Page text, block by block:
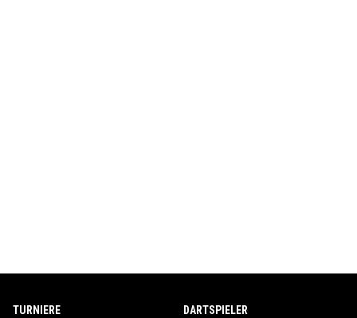
TURNIERE DARTSPIELER